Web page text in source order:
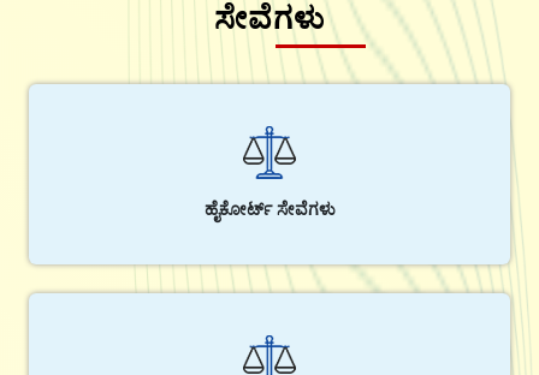
ಸೇವೆಗಳು
ಹೈಕೋರ್ಟ್ ಸೇವೆಗಳು